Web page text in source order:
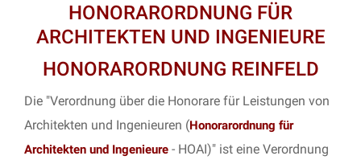
HONORARORDNUNG FÜR
ARCHITEKTEN UND INGENIEURE
HONORARORDNUNG REINFELD
Die "Verordnung über die Honorare für Leistungen von
Architekten und Ingenieuren (Honorarordnung für
Architekten und Ingenieure - HOAI)" ist eine Verordnung